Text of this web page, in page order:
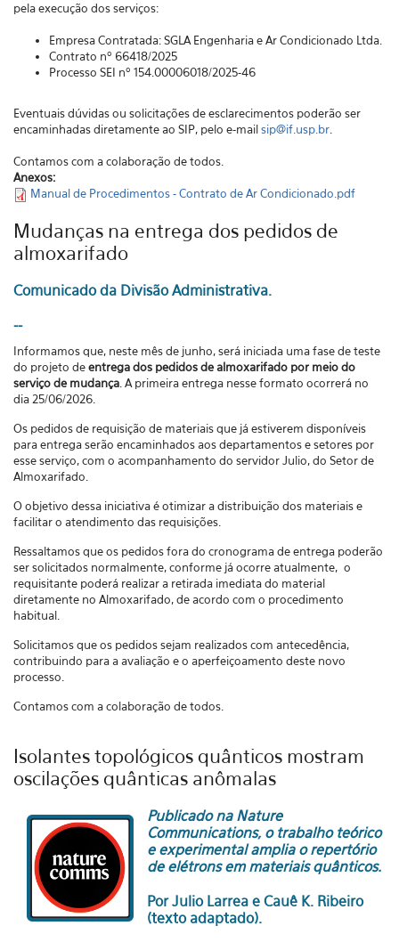
pela execução dos serviços:
Empresa Contratada: SGLA Engenharia e Ar Condicionado Ltda.
Contrato nº 66418/2025
Processo SEI nº 154.00006018/2025-46
Eventuais dúvidas ou solicitações de esclarecimentos poderão ser
encaminhadas diretamente ao SIP, pelo e-mailsip@if.usp.br
Contamos com a colaboração de todos.
Anexos:
Manual de Procedimentos - Contrato de Ar Condicionado.pdf
Mudanças na entrega dos pedidos de
almoxarifado
Comunicado da Divisão Administrativa.
--
Informamos que, neste mês de junho, será iniciada uma fase de teste
do projeto deentrega dos pedidos de almoxarifado por meio do
serviço de mudança . A primeira entrega nesse formato ocorrerá no
dia 25/06/2026.
Os pedidos de requisição de materiais que já estiverem disponíveis
para entrega serão encaminhados aos departamentos e setores por
esse serviço, com o acompanhamento do servidor Julio, do Setor de
Almoxarifado.
O objetivo dessa iniciativa é otimizar a distribuição dos materiais e
facilitar o atendimento das requisições.
Ressaltamos que os pedidos fora do cronograma de entrega poderão
ser solicitados normalmente, conforme já ocorre atualmente, o
requisitante poderá realizar a retirada imediata do material
diretamente no Almoxarifado, de acordo com o procedimento
habitual.
Solicitamos que os pedidos sejam realizados com antecedência,
contribuindo para a avaliação e o aperfeiçoamento deste novo
processo.
Contamos com a colaboração de todos.
Isolantes topológicos quânticos mostram
oscilações quânticas anômalas
Publicado na Nature
Communications, o trabalho teórico
e experimental amplia o repertório
de elétrons em materiais quânticos.
Por Julio Larrea e Cauê K. Ribeiro
(texto adaptado).